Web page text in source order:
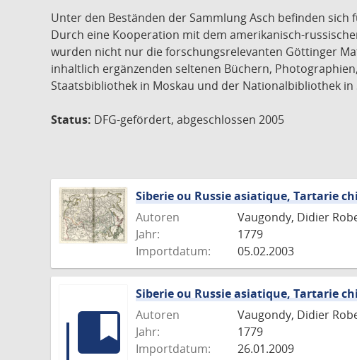
Unter den Beständen der Sammlung Asch befinden
Durch eine Kooperation mit dem amerikanisch-
wurden nicht nur die forschungsrelevanten Göttinger
inhaltlich ergänzenden seltenen Büchern,
Staatsbibliothek in Moskau und der Nationalbibliothek
Status: DFG-gefördert, abgeschlossen 2005
Siberie ou Russie asiatique, Tartarie
Autoren
Vaugondy, Didier
Jahr:
1779
Importdatum:
05.02.2003
Siberie ou Russie asiatique, Tartarie
Autoren
Vaugondy, Didier
Jahr:
1779
Importdatum:
26.01.2009